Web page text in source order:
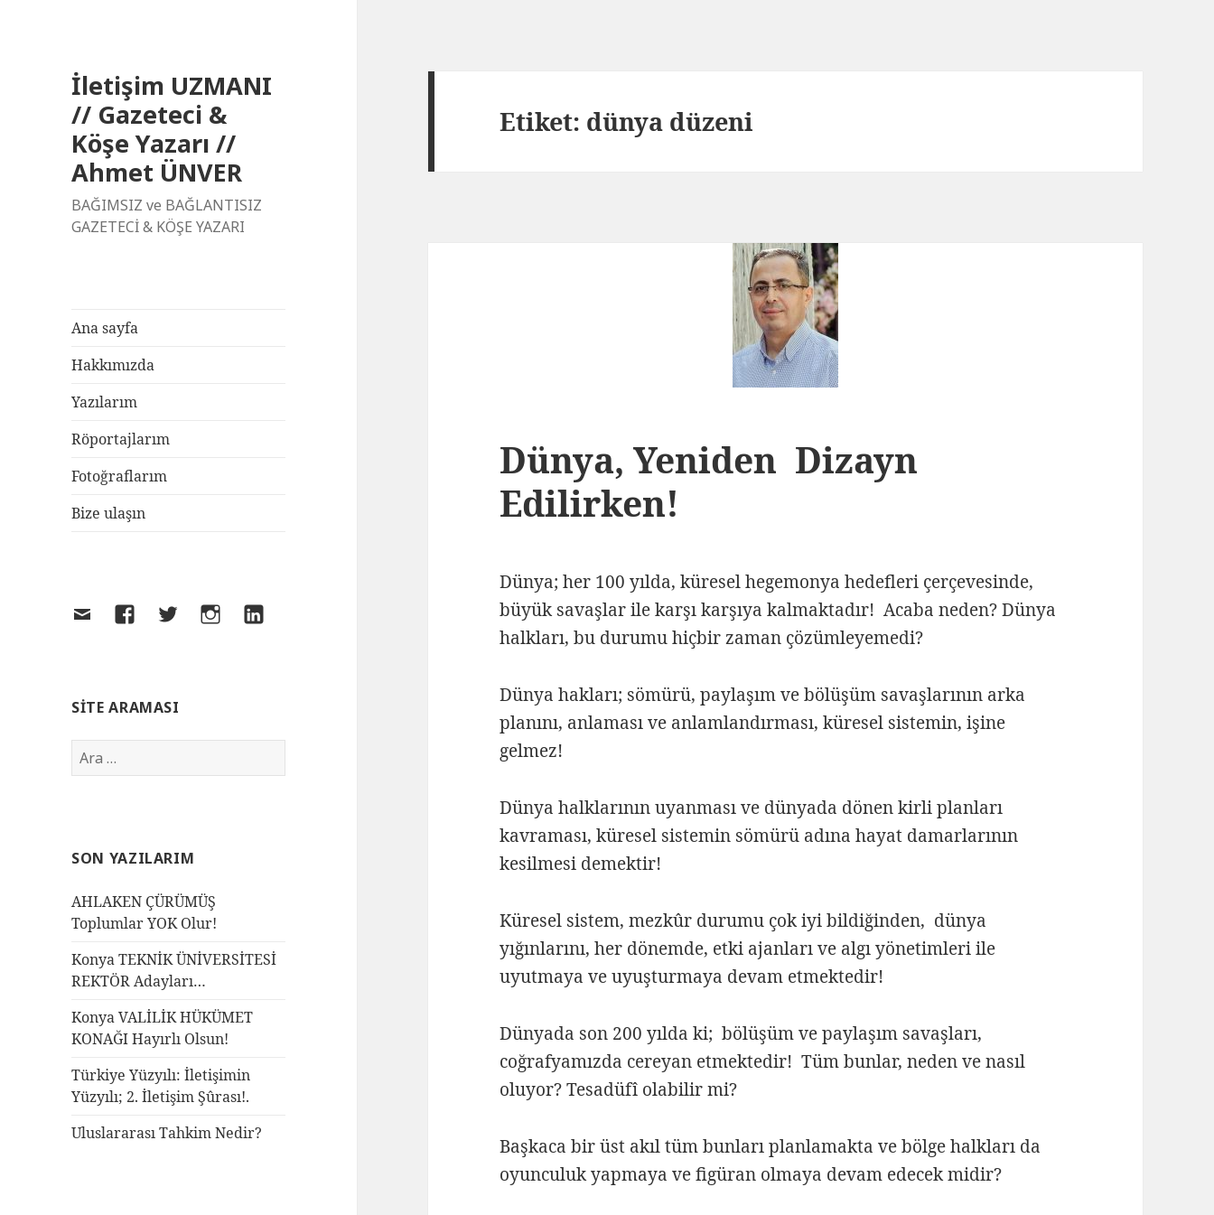
İletişim UZMANI
// Gazeteci &
Köşe Yazarı //
Ahmet ÜNVER
BAĞIMSIZ ve BAĞLANTISIZ
GAZETECİ & KÖŞE YAZARI
Ana sayfa
Hakkımızda
Yazılarım
Röportajlarım
Fotoğraflarım
Bize ulaşın
SITE ARAMASI
SON YAZILARIM
AHLAKEN ÇÜRÜMÜŞ
Toplumlar YOK Olur!
Konya TEKNİK ÜNİVERSİTESİ
REKTÖR Adayları…
Konya VALİLİK HÜKÜMET
KONAĞI Hayırlı Olsun!
Türkiye Yüzyılı: İletişimin
Yüzyılı; 2. İletişim Şûrası!.
Uluslararası Tahkim Nedir?
Etiket: dünya düzeni
Dünya, Yeniden Dizayn
Edilirken!
Dünya; her 100 yılda, küresel hegemonya hedefleri çerçevesinde,
büyük savaşlar ile karşı karşıya kalmaktadır! Acaba neden? Dünya
halkları, bu durumu hiçbir zaman çözümleyemedi?
Dünya hakları; sömürü, paylaşım ve bölüşüm savaşlarının arka
planını, anlaması ve anlamlandırması, küresel sistemin, işine
gelmez!
Dünya halklarının uyanması ve dünyada dönen kirli planları
kavraması, küresel sistemin sömürü adına hayat damarlarının
kesilmesi demektir!
Küresel sistem, mezkûr durumu çok iyi bildiğinden, dünya
yığınlarını, her dönemde, etki ajanları ve algı yönetimleri ile
uyutmaya ve uyuşturmaya devam etmektedir!
Dünyada son 200 yılda ki; bölüşüm ve paylaşım savaşları,
coğrafyamızda cereyan etmektedir! Tüm bunlar, neden ve nasıl
oluyor? Tesadüfî olabilir mi?
Başkaca bir üst akıl tüm bunları planlamakta ve bölge halkları da
oyunculuk yapmaya ve figüran olmaya devam edecek midir?